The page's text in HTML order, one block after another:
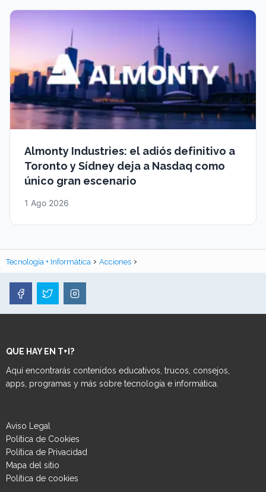
Almonty Industries: el adiós definitivo a
Toronto y Sídney deja a Nasdaq como
único gran escenario
1 Ago 2026
Tecnología + Informática Acciones
QUE HAY EN T+I?
Aquí encontrarás contenidos educativos, trucos, consejos,
apps, programas y más sobre tecnología e informática.
Aviso Legal
Política de Cookies
Política de Privacidad
Mapa del sitio
Política de cookies